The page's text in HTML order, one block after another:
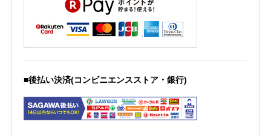
■後払い決済(コンビニエンスストア・銀行)